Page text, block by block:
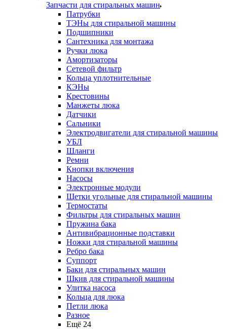
Запчасти для стиральных машин
Патрубки
ТЭНы для стиральной машины
Подшипники
Сантехника для монтажа
Ручки люка
Амортизаторы
Сетевой фильтр
Кольца уплотнительные
КЭНы
Крестовины
Манжеты люка
Датчики
Сальники
Электродвигатели для стиральной машины
УБЛ
Шланги
Ремни
Кнопки включения
Насосы
Электронные модули
Щетки угольные для стиральной машины
Термостаты
Фильтры для стиральных машин
Пружина бака
Антивибрационные подставки
Ножки для стиральной машины
Ребро бака
Суппорт
Баки для стиральных машин
Шкив для стиральной машины
Улитка насоса
Кольца для люка
Петли люка
Разное
Ещё 24